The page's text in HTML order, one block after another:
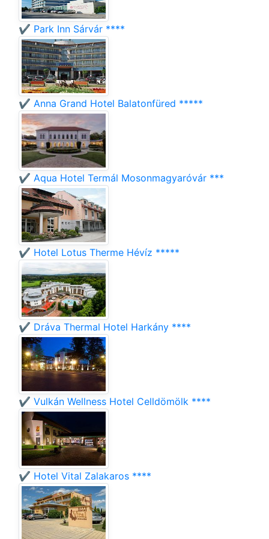
✔️ Park Inn Sárvár ****
✔️ Anna Grand Hotel Balatonfüred *****
✔️ Aqua Hotel Termál Mosonmagyaróvár ***
✔️ Hotel Lotus Therme Hévíz *****
✔️ Dráva Thermal Hotel Harkány ****
✔️ Vulkán Wellness Hotel Celldömölk ****
✔️ Hotel Vital Zalakaros ****